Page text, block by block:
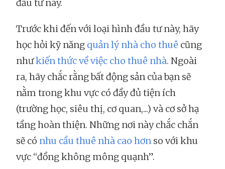
đầu tư này.
Trước khi đến với loại hình đầu tư này, hãy
học hỏi kỹ năng quản lý nhà cho thuê cũng
nhưkiến thức về việc cho thuê nhà. Ngoài
ra, hãy chắc rằng bất động sản của bạn sẽ
nằm trong khu vực có đầy đủ tiện ích
(trường học, siêu thị, cơ quan,...) và cơ sở hạ
tầng hoàn thiện. Những nơi này chắc chắn
sẽ có nhu cầu thuê nhà cao hơn so với khu
vực “đồng không mông quạnh”.